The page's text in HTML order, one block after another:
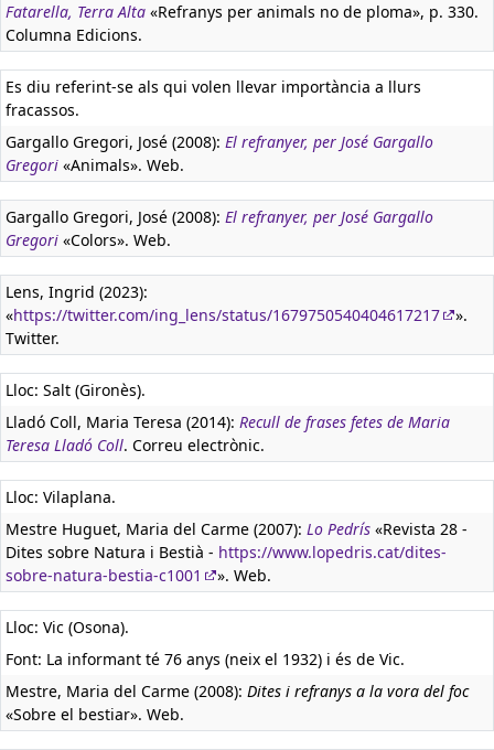
Fatarella, Terra Alta «Refranys per animals no de ploma», p. 330.
Columna Edicions.
Es diu referint-se als qui volen llevar importància a llurs
fracassos.
Gargallo Gregori, José (2008): El refranyer, per José Gargallo
Gregori «Animals». Web.
Gargallo Gregori, José (2008): El refranyer, per José Gargallo
Gregori «Colors». Web.
Lens, Ingrid (2023):
«https://twitter.com/ing_lens/status/1679750540404617217
».
Twitter.
Lloc: Salt (Gironès).
Lladó Coll, Maria Teresa (2014): Recull de frases fetes de Maria
Teresa Lladó Coll. Correu electrònic.
Lloc: Vilaplana.
Mestre Huguet, Maria del Carme (2007): Lo Pedrís «Revista 28 -
Dites sobre Natura i Bestià - https://www.lopedris.cat/dites-
sobre-natura-bestia-c1001
». Web.
Lloc: Vic (Osona).
Font: La informant té 76 anys (neix el 1932) i és de Vic.
Mestre, Maria del Carme (2008): Dites i refranys a la vora del foc
«Sobre el bestiar». Web.